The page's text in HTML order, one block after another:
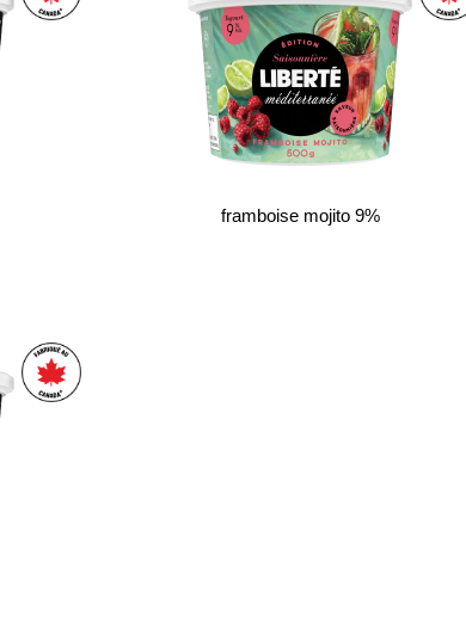
framboise mojito 9%